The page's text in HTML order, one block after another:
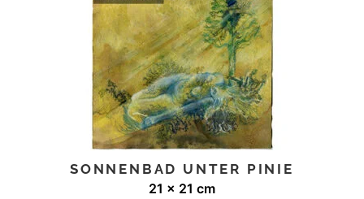
SONNENBAD UNTER PINIE
21 x 21 cm